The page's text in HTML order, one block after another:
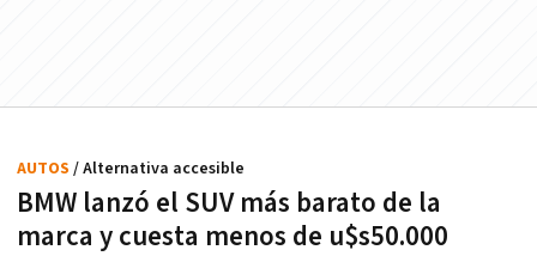
BMW lanzó el SUV más barato de la
marca y cuesta menos de u$s50.000
AUTOS / Alternativa accesible